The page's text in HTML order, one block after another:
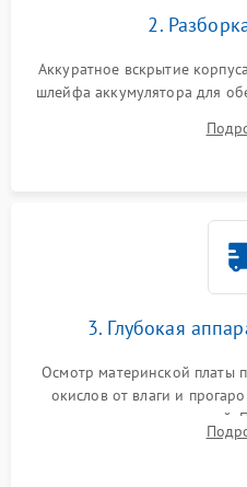
2.
Аккуратное вскрытие
шлейфа аккумулятора для
высохшей
3. Глубокая
Осмотр материнской платы
окислов от влаги и
дежурных напряжений.
мультиконтроллера,